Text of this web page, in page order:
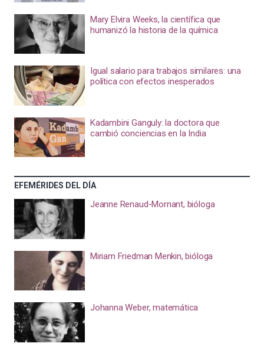
Mary Elvira Weeks, la científica que
humanizó la historia de la química
Igual salario para trabajos similares: una
política con efectos inesperados
Kadambini Ganguly: la doctora que
cambió conciencias en la India
EFEMÉRIDES DEL DÍA
Jeanne Renaud-Mornant, bióloga
Miriam Friedman Menkin, bióloga
Johanna Weber, matemática